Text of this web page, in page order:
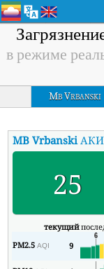
в режиме
Mb Vrbanski
MB VrbanskiАКИ
25
текущий
PM2.5AQI 9